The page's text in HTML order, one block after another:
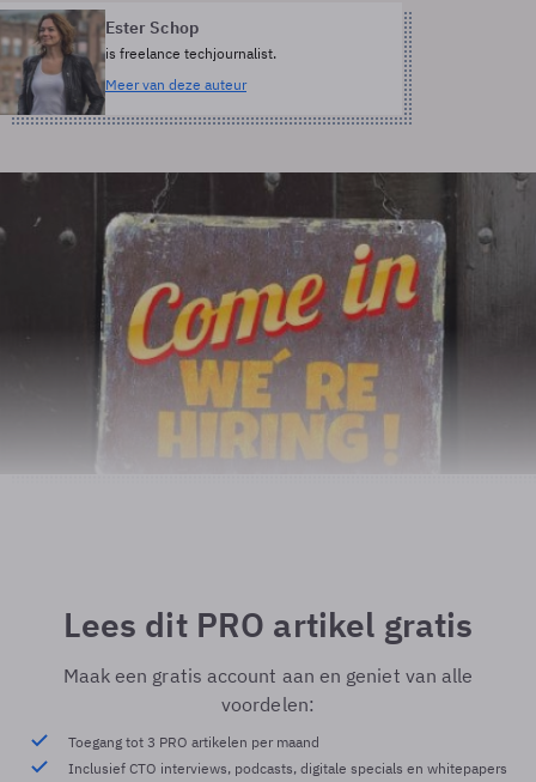
Ester Schop
is freelance techjournalist.
Meer van deze auteur
Lees dit PRO artikel gratis
Maak een gratis account aan en geniet van alle
voordelen:
Toegang tot 3 PRO artikelen per maand
Inclusief CTO interviews, podcasts, digitale specials en whitepapers